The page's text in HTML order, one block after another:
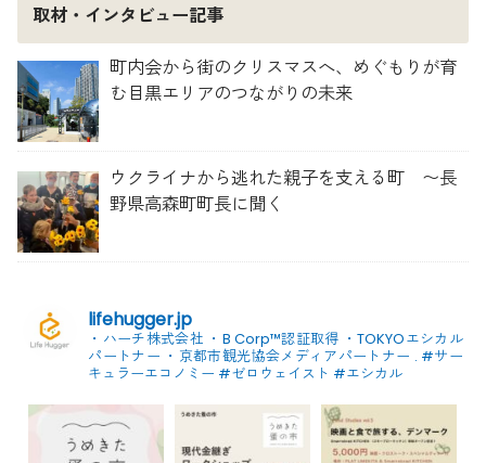
取材・インタビュー記事
町内会から街のクリスマスへ、めぐもりが育
む目黒エリアのつながりの未来
ウクライナから逃れた親子を支える町 〜長
野県高森町町長に聞く
lifehugger.jp
・ハーチ株式会社 ・B Corp™認証取得 ・TOKYOエシカル
パートナー ・京都市観光協会メディアパートナー . #サー
キュラーエコノミー #ゼロウェイスト #エシカル